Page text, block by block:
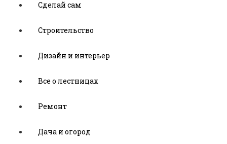
Сделай сам
Строительство
Дизайн и интерьер
Все о лестницах
Ремонт
Дача и огород